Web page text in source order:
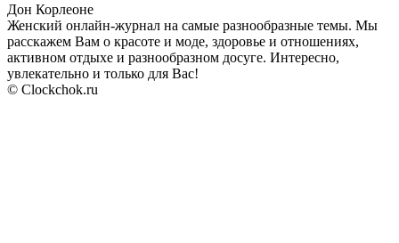
Дон Корлеоне
Женский онлайн-журнал на самые разнообразные темы. Мы
расскажем Вам о красоте и моде, здоровье и отношениях,
активном отдыхе и разнообразном досуге. Интересно,
увлекательно и только для Вас!
© Clockchok.ru